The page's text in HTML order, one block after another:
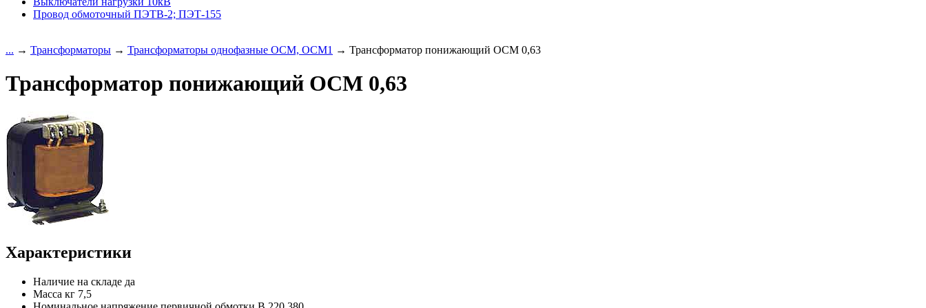
Провод обмоточный ПЭТВ-2; ПЭТ-155
... → Трансформаторы → Трансформаторы однофазные ОСМ, ОСМ1 → Трансформатор понижающий ОСМ 0,63
Трансформатор понижающий ОСМ 0,63
Характеристики
Наличие на складе да
Масса кг 7,5